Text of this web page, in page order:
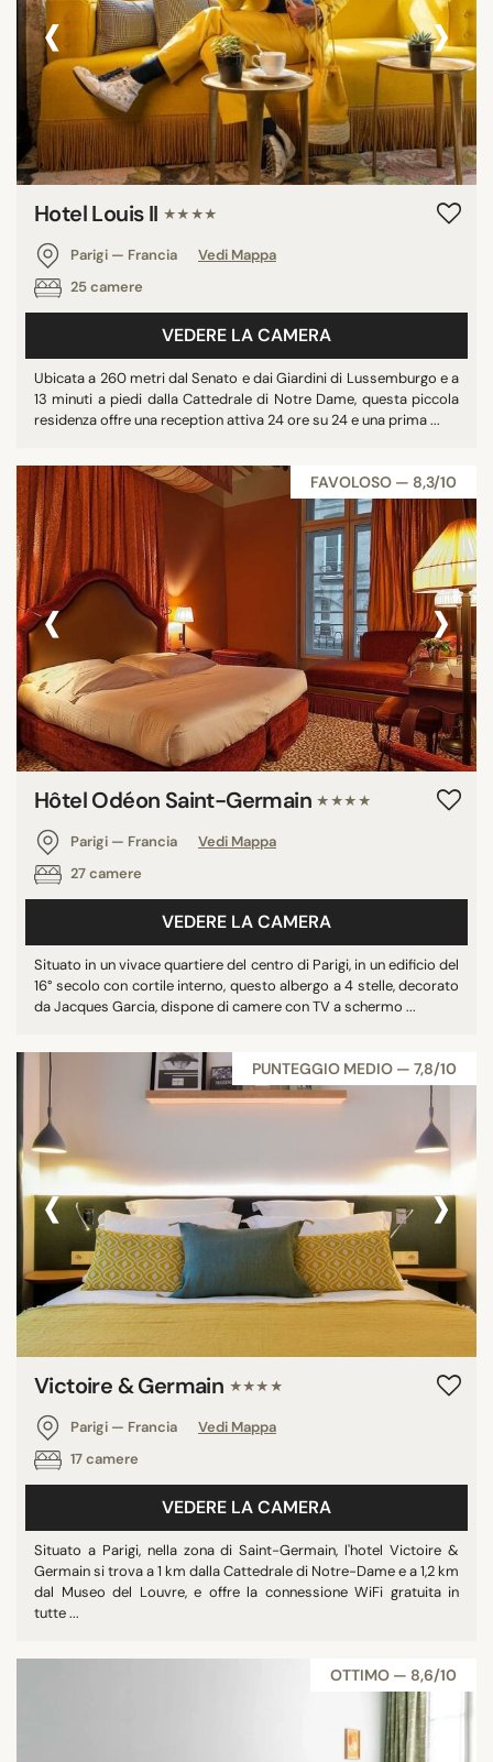
‹ ›
Hotel Louis II ★★★★
Parigi — Francia
Vedi Mappa
25 camere
VEDERE LA CAMERA
Ubicata a 260 metri dal Senato e dai Giardini di Lussemburgo e a
13 minuti a piedi dalla Cattedrale di Notre Dame, questa piccola
residenza offre una reception attiva 24 ore su 24 e una prima ...
FAVOLOSO — 8,3/10
‹ ›
Hôtel Odéon Saint-Germain ★★★★
Parigi — Francia
Vedi Mappa
27 camere
VEDERE LA CAMERA
Situato in un vivace quartiere del centro di Parigi, in un edificio del
16° secolo con cortile interno, questo albergo a 4 stelle, decorato
da Jacques Garcia, dispone di camere con TV a schermo ...
PUNTEGGIO MEDIO — 7,8/10
‹ ›
Victoire & Germain ★★★★
Parigi — Francia
Vedi Mappa
17 camere
VEDERE LA CAMERA
Situato a Parigi, nella zona di Saint-Germain, l'hotel Victoire &
Germain si trova a 1 km dalla Cattedrale di Notre-Dame e a 1,2 km
dal Museo del Louvre, e offre la connessione WiFi gratuita in
tutte ...
OTTIMO — 8,6/10